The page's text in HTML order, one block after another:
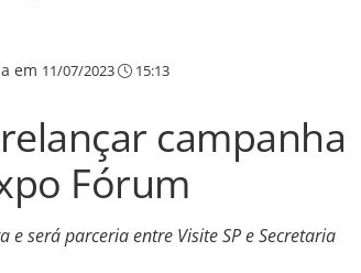
em 11/07/2023 15:13
campanha
Fórum
será parceria entre Visite SP e Secretaria